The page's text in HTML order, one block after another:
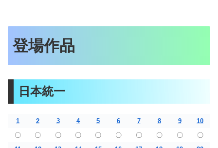
登場作品
日本統一
1 2 3 4 5 6 7 8 9
10
〇
〇 〇 〇 〇 〇 〇 〇 〇
〇